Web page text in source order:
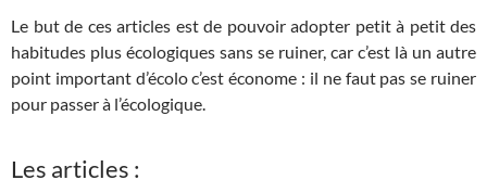
Le but de ces articles est de pouvoir adopter petit à petit des
habitudes plus écologiques sans se ruiner, car c’est là un autre
point important d’écolo c’est économe : il ne faut pas se ruiner
pour passer à l’écologique.
Les articles :